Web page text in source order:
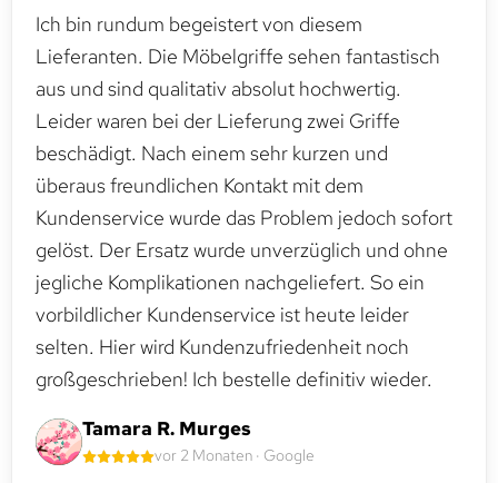
Ich bin rundum begeistert von diesem
Lieferanten. Die Möbelgriffe sehen fantastisch
aus und sind qualitativ absolut hochwertig.
Leider waren bei der Lieferung zwei Griffe
beschädigt. Nach einem sehr kurzen und
überaus freundlichen Kontakt mit dem
Kundenservice wurde das Problem jedoch sofort
gelöst. Der Ersatz wurde unverzüglich und ohne
jegliche Komplikationen nachgeliefert. So ein
vorbildlicher Kundenservice ist heute leider
selten. Hier wird Kundenzufriedenheit noch
großgeschrieben! Ich bestelle definitiv wieder.
Tamara R. Murges
vor 2 Monaten · Google